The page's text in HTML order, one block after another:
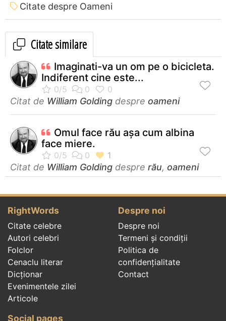
Citate despre Oameni
Citate similare
Imaginati-va un om pe o bicicleta.
Indiferent cine este...
Citat de William Golding despre oameni
Omul face rău aşa cum albina
face miere.
Citat de William Golding despre rău, oameni
RightWords
Citate celebre
Autori celebri
Folclor
Cenaclu literar
Dicționar
Evenimentele zilei
Articole
Despre noi
Despre noi
Termeni și condiții
Politica de
confidenţialitate
Contact
Social pages